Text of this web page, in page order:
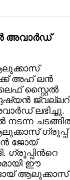
അവാര്‍ഡ്
അഹ് ലന്‍
സ്റ്റൈല്‍
ലഭിച്ചു.
നടന്ന
ഗ്രൂപ്പ്
ജോയ്
ഈ
ആലുക്കാസ്